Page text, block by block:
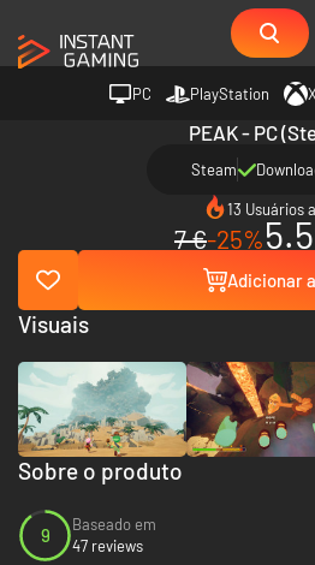
PC PlayStation
PEAK - PC
Steam
13 Usuários
7 €-25%
Adicionar
Sobre o produto
9
Baseado em
47 reviews
Visuais